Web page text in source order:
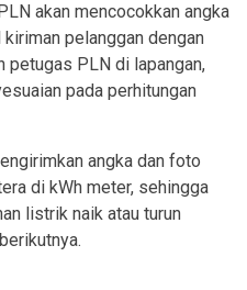
akan mencocokkan angka
pelanggan dengan
petugas PLN di lapangan,
pada perhitungan
angka dan foto
di kWh meter, sehingga
listrik naik atau turun